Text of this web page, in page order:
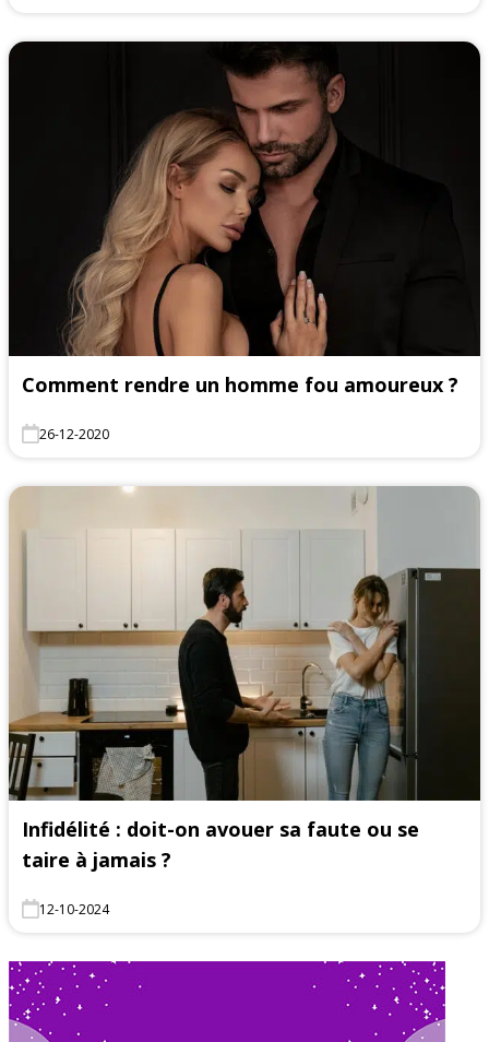
Comment rendre un homme fou amoureux ?
26-12-2020
Infidélité : doit-on avouer sa faute ou se
taire à jamais ?
12-10-2024